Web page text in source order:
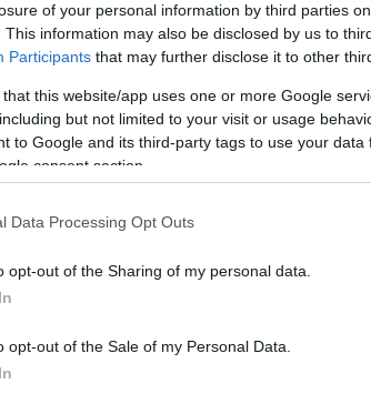
of your personal information by third parties
This information may also be disclosed by us to
Participants that may further disclose it to other
that this website/app uses one or more Google
but not limited to your visit or usage
to Google and its third-party tags to use your
consent section.
Data Processing Opt Outs
opt-out of the Sharing of my personal data.
opt-out of the Sale of my Personal Data.
Sodró Eliza: "Színészként a
tudjuk garantálni"
„Ilyen rendkívüli és teljesen
még nem kellett
terjedését megakadályozó és